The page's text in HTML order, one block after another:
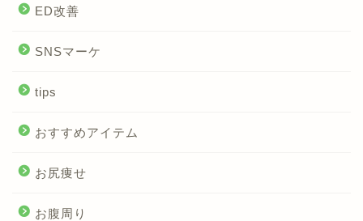
ED改善
SNSマーケ
tips
おすすめアイテム
お尻痩せ
お腹周り